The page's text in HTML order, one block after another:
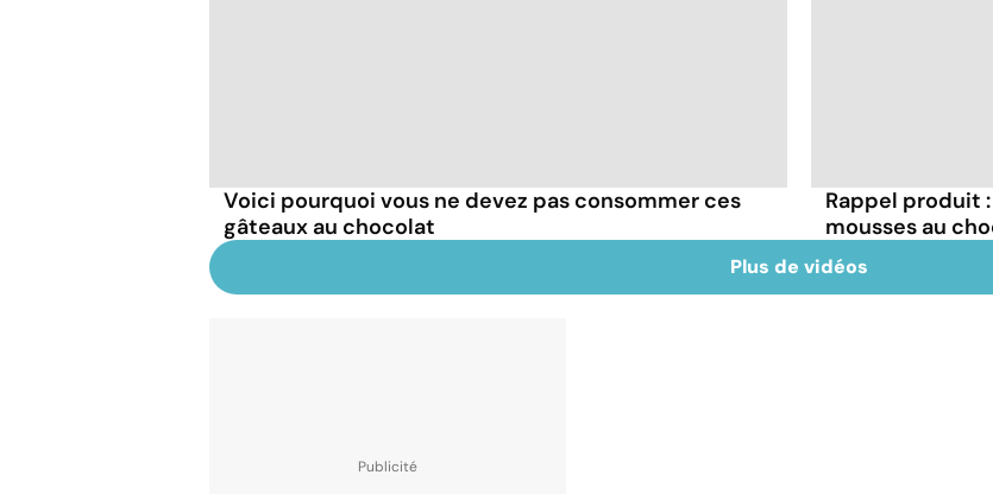
Voici pourquoi vous ne devez pas consommer ces
gâteaux au chocolat
Rappel produit
mousses au
Plus de vidéos